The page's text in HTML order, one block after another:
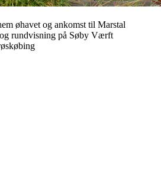
øhavet og ankomst til Marstal
rundvisning på Søby Værft